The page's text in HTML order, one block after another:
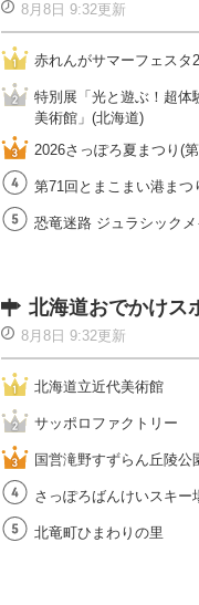
8月8日 9:32更新
赤れんがサマーフェスタ
特別展「光と遊ぶ！超
美術館」(北海道)
2026さっぽろ夏まつり(
第71回とまこまい港まつ
恐竜迷路 ジュラシック
北海道おでかけス
8月8日 9:32更新
北海道立近代美術館
サッポロファクトリー
国営滝野すずらん丘陵公
さっぽろばんけいスキー
北竜町ひまわりの里